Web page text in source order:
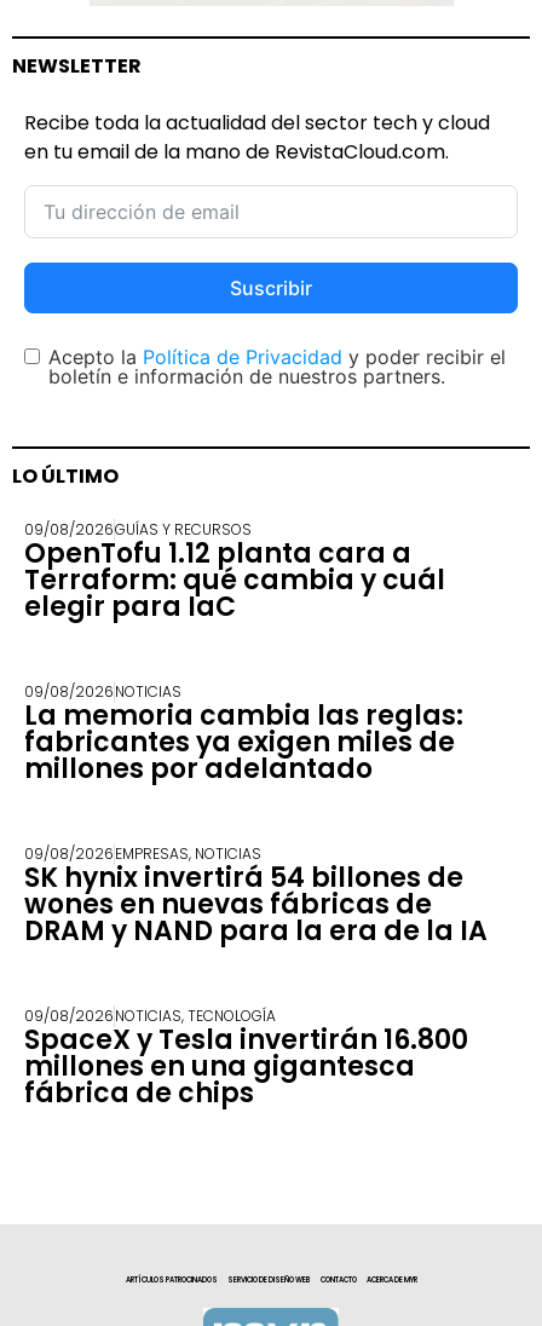
NEWSLETTER
Recibe toda la actualidad del sector tech y cloud
en tu email de la mano de RevistaCloud.com.
Suscribir
Acepto la Política de Privacidad y poder recibir el
boletín e información de nuestros partners.
LO ÚLTIMO
09/08/2026GUÍAS Y RECURSOS
OpenTofu 1.12 planta cara a
Terraform: qué cambia y cuál
elegir para IaC
09/08/2026NOTICIAS
La memoria cambia las reglas:
fabricantes ya exigen miles de
millones por adelantado
09/08/2026EMPRESAS, NOTICIAS
SK hynix invertirá 54 billones de
wones en nuevas fábricas de
DRAM y NAND para la era de la IA
09/08/2026NOTICIAS,TECNOLOGÍA
SpaceX y Tesla invertirán 16.800
millones en una gigantesca
fábrica de chips
ARTÍCULOS PATROCINADOS SERVICIO DE DISEÑO WEB CONTACTO ACERCA DE MYR